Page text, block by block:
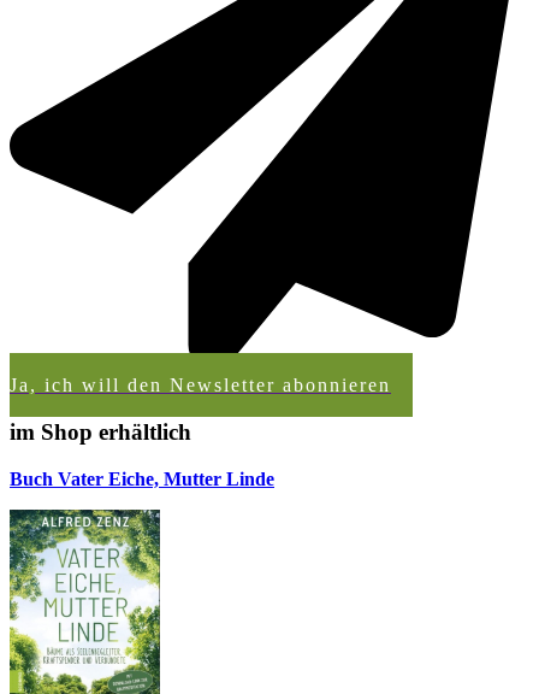
Ja, ich will den Newsletter abonnieren
im Shop erhältlich
Buch Vater Eiche, Mutter Linde